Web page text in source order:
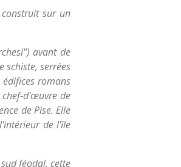
sur un
avant de
schiste, serrées
romans
chef-d'œuvre de
de Pise. Elle
de l'île
féodal, cette